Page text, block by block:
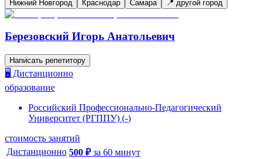
Нижний Новгород
Краснодар Самара 📍 другой город
Березовский Игорь Анатольевич
Написать репетитору
🖥️ Дистанционно
образование
Российский Профессионально-Педагогический
Университет (РГППУ) (-)
стоимость занятий
Дистанционно 500 ₽ за 60 минут